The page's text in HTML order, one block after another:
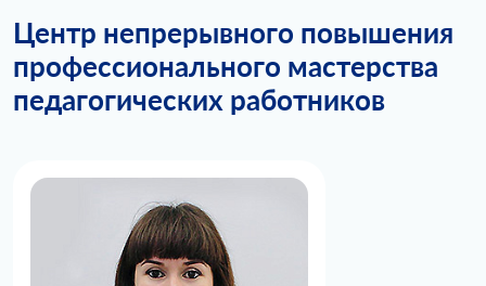
Центр непрерывного повышения
профессионального мастерства
педагогических работников